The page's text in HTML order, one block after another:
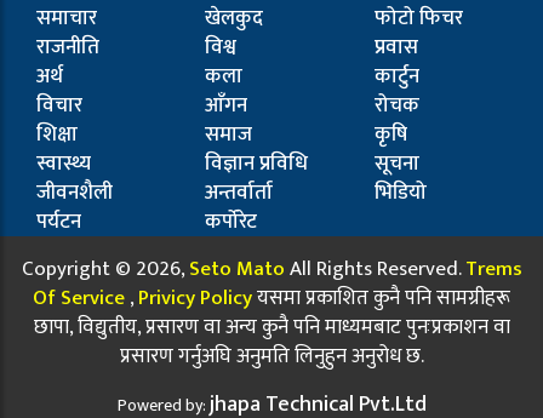
समाचार
राजनीति
अर्थ
विचार
शिक्षा
स्वास्थ्य
जीवनशैली
पर्यटन
खेलकुद
विश्व
कला
आँगन
समाज
विज्ञान प्रविधि
अन्तर्वार्ता
कर्पोरेट
फोटो फिचर
प्रवास
कार्टुन
रोचक
कृषि
सूचना
भिडियो
Copyright © 2026,Seto MatoAll Rights Reserved.Trems
Of Service,Privicy Policyयसमा प्रकाशित कुनै पनि सामग्रीहरू
छापा, विद्युतीय, प्रसारण वा अन्य कुनै पनि माध्यमबाट पुनःप्रकाशन वा
प्रसारण गर्नुअघि अनुमति लिनुहुन अनुरोध छ.
Powered by:jhapa Technical Pvt.Ltd